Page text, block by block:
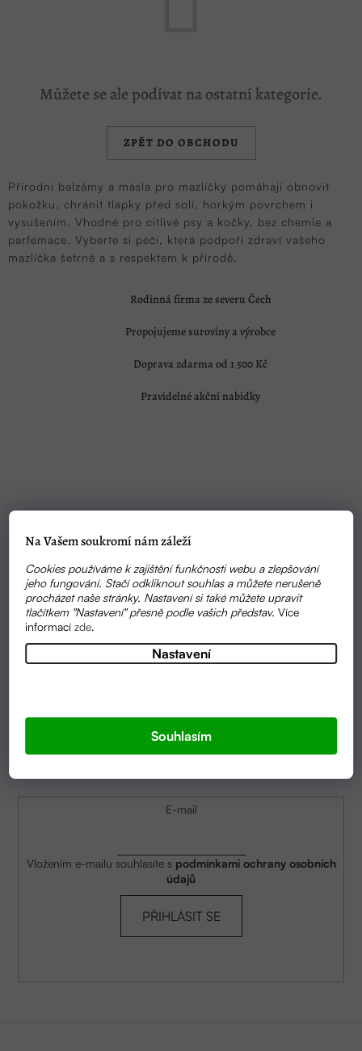
Na Vašem soukromí nám záleží
Cookies používáme k zajištění funkčnosti webu a zlepšování
jeho fungování. Stačí odkliknout souhlas a můžete nerušeně
procházet naše stránky. Nastavení si také můžete upravit
tlačítkem "Nastavení" přesně podle vašich představ.Více
informacízde.
Nastavení
Souhlasím
Můžete se ale podívat na ostatní kategorie.
ZPĚT DO OBCHODU
Přírodní balzámy a másla pro mazlíčky pomáhají obnovit
pokožku, chránit tlapky před solí, horkým povrchem i
vysušením. Vhodné pro citlivé psy a kočky, bez chemie a
parfemace. Vyberte si péči, která podpoří zdraví vašeho
mazlíčka šetrně a s respektem k přírodě.
Rodinná firma ze severu Čech
Propojujeme suroviny a výrobce
Doprava zdarma od 1 500 Kč
Pravidelné akční nabídky
Kontakt
anezka@farminc.cz
Odebírat newsletter
Vložte svůj e-mail a my vám budeme zasílat informace o nových
E-mail
Vložením e-mailu souhlasíte s podmínkami ochrany osobních
údajů
PŘIHLÁSIT SE